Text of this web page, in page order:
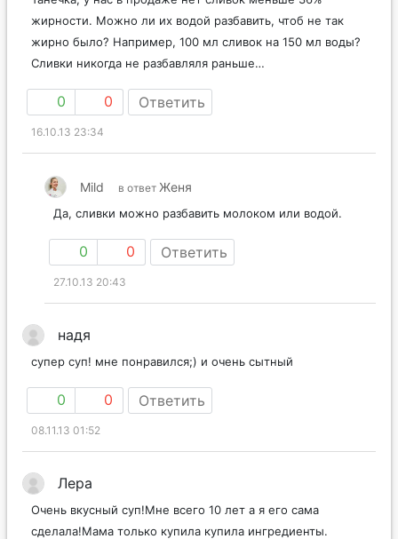
жирности. Можно ли их водой разбавить, чтоб не так
жирно было? Например, 100 мл сливок на 150 мл воды?
Сливки никогда не разбавляля раньше…
0 0 Ответить
16.10.13 23:34
Mild в ответ Женя
Да, сливки можно разбавить молоком или водой.
0 0 Ответить
27.10.13 20:43
надя
супер суп! мне понравился;) и очень сытный
0 0 Ответить
08.11.13 01:52
Лера
Очень вкусный суп!Мне всего 10 лет а я его сама
сделала!Мама только купила купила ингредиенты.